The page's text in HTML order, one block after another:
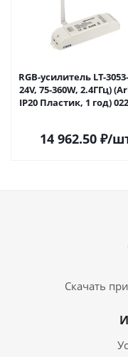
RGB-усилитель LT-
24V, 75-360W, 2.4ГГц)
IP20 Пластик, 1 год)
14 962.50₽/
Скачать